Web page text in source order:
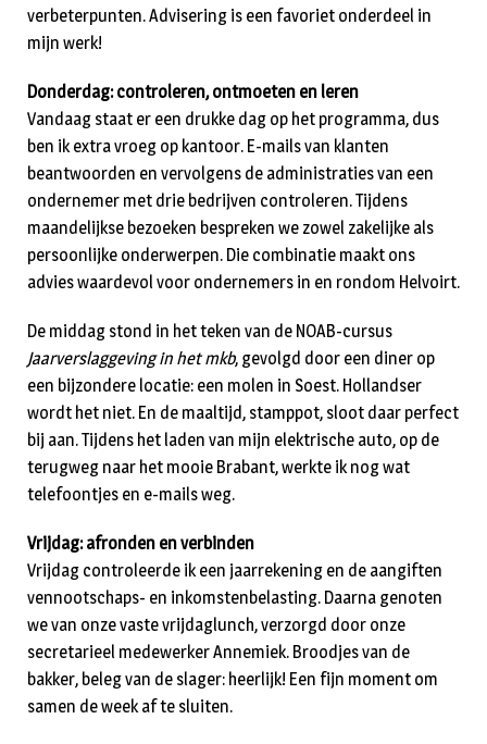
verbeterpunten. Advisering is een favoriet onderdeel in
mijn werk!
Donderdag: controleren, ontmoeten en leren
Vandaag staat er een drukke dag op het programma, dus
ben ik extra vroeg op kantoor. E-mails van klanten
beantwoorden en vervolgens de administraties van een
ondernemer met drie bedrijven controleren. Tijdens
maandelijkse bezoeken bespreken we zowel zakelijke als
persoonlijke onderwerpen. Die combinatie maakt ons
advies waardevol voor ondernemers in en rondom Helvoirt.
De middag stond in het teken van de NOAB-cursus
Jaarverslaggeving in het mkb, gevolgd door een diner op
een bijzondere locatie: een molen in Soest. Hollandser
wordt het niet. En de maaltijd, stamppot, sloot daar perfect
bij aan. Tijdens het laden van mijn elektrische auto, op de
terugweg naar het mooie Brabant, werkte ik nog wat
telefoontjes en e-mails weg.
Vrijdag: afronden en verbinden
Vrijdag controleerde ik een jaarrekening en de aangiften
vennootschaps- en inkomstenbelasting. Daarna genoten
we van onze vaste vrijdaglunch, verzorgd door onze
secretarieel medewerker Annemiek. Broodjes van de
bakker, beleg van de slager: heerlijk! Een fijn moment om
samen de week af te sluiten.